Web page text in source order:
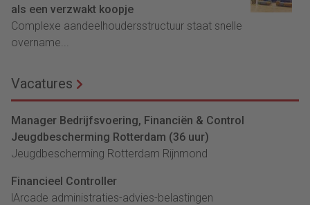
als een verzwakt koopje
Complexe aandeelhoudersstructuur staat snelle
overname...
Vacatures
Manager Bedrijfsvoering, Financiën & Control
Jeugdbescherming Rotterdam (36 uur)
Jeugdbescherming Rotterdam Rijnmond
Financieel Controller
lArcade administraties-advies-belastingen